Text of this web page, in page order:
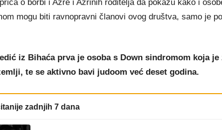
t
o borbi i Azre i Azrinih roditelja da pokažu kako i
mogu biti ravnopravni članovi ovog društva, samo je
iz Bihaća prva je osoba s Down sindromom koja je
te se aktivno bavi judoom već deset godina.
zadnjih 7 dana